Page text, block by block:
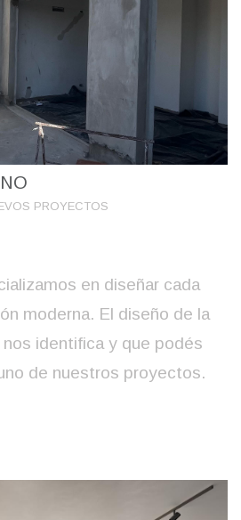
PROYECTOS
en diseñar cada
moderna. El diseño de la
identifica y que podés
de nuestros proyectos.